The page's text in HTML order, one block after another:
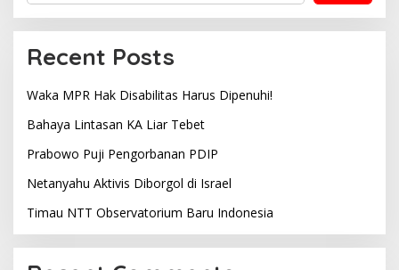
Recent Posts
Waka MPR Hak Disabilitas Harus Dipenuhi!
Bahaya Lintasan KA Liar Tebet
Prabowo Puji Pengorbanan PDIP
Netanyahu Aktivis Diborgol di Israel
Timau NTT Observatorium Baru Indonesia